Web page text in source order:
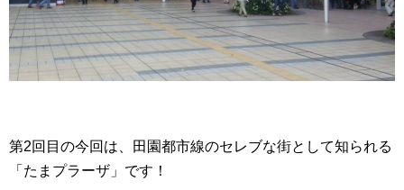
第2回目の今回は、田園都市線のセレブな街として知られる
「たまプラーザ」です！